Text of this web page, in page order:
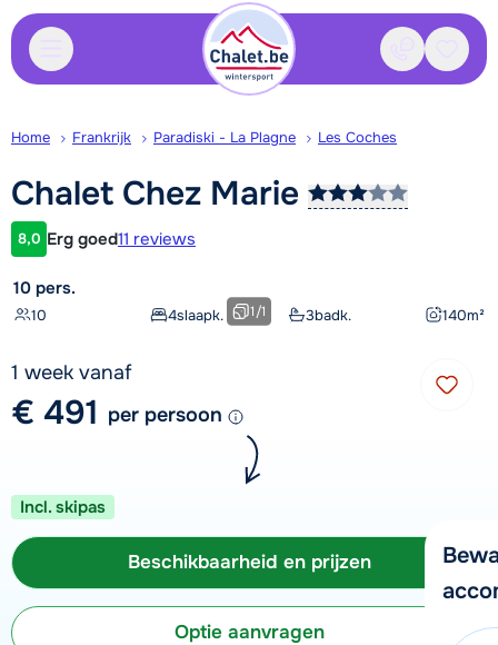
Contact
Home Frankrijk Paradiski - La Plagne Les Coches
Chalet Chez Marie
Klantwaardering
8,0 Erg goed11 reviews
10 pers.
10 4slaapk. 3badk. 140m²
1/1
1 week vanaf
€ 491 per persoon
Incl. skipas
Beschikbaarheid en prijzen
Optie aanvragen